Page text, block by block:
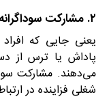
۲. مشارکت سوداگرانه
یعنی جایی که
پاداش یا ترس از
می‌دهند. مشارکت
شغلی فزاینده در